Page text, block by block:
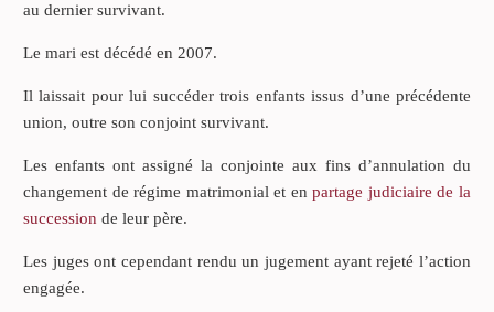
au dernier survivant.
Le mari est décédé en 2007.
Il laissait pour lui succéder trois enfants issus d’une précédente
union, outre son conjoint survivant.
Les enfants ont assigné la conjointe aux fins d’annulation du
changement de régime matrimonial et enpartage judiciaire de la
succession de leur père.
Les juges ont cependant rendu un jugement ayant rejeté l’action
engagée.